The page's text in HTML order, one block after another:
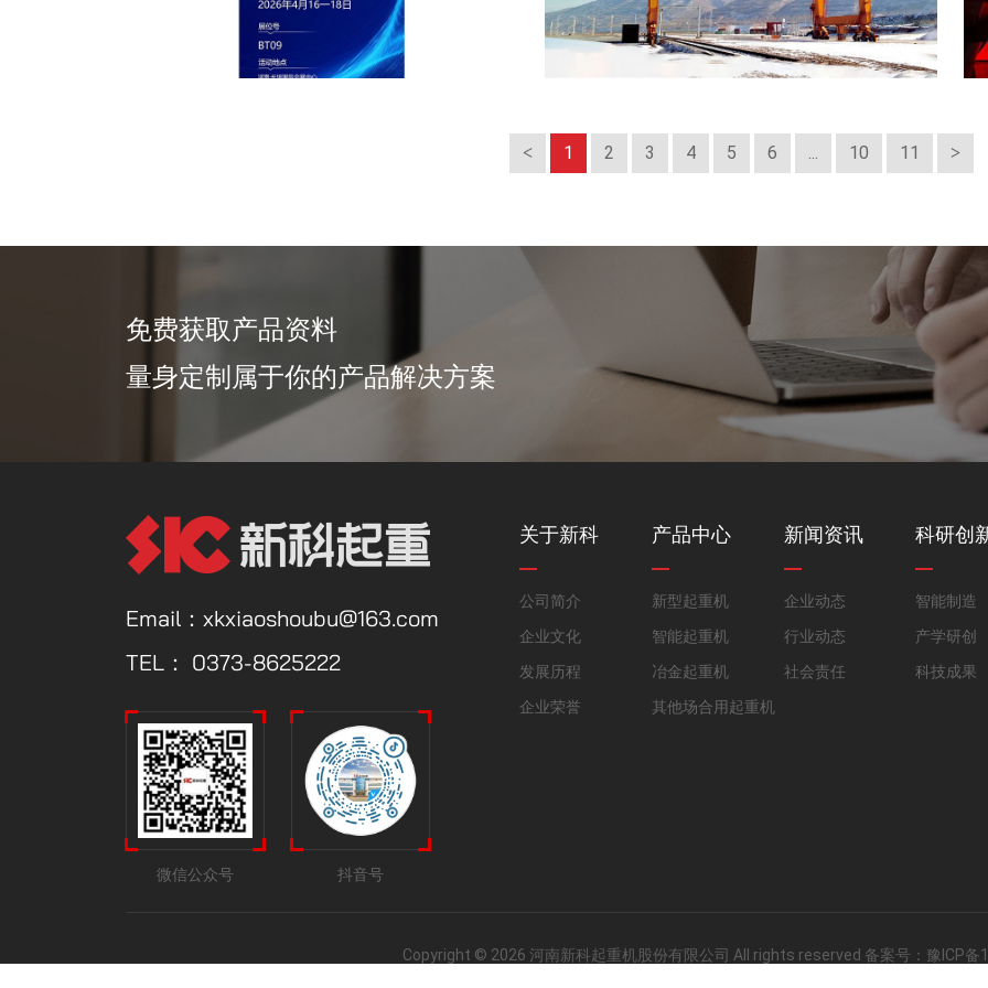
1 2 3 4 5 6 10 11
免费获取产品资料
量身定制属于你的产品解决方案
Email：xkxiaoshoubu@163.com
TEL： 0373-8625222
微信公众号 抖音号
关于新科
公司简介
企业文化
发展历程
企业荣誉
产品中心
新型起重机
智能起重机
冶金起重机
其他场合用起重机
新闻资讯
企业动态
行业动态
社会责任
科研创
智能制造
产学研创
科技成果
Copyright © 2026 河南新科起重机股份有限公司 All rights reserved 备案号： 豫ICP备